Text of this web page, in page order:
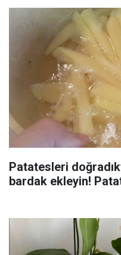
Patatesleri
bardak ekleyin!